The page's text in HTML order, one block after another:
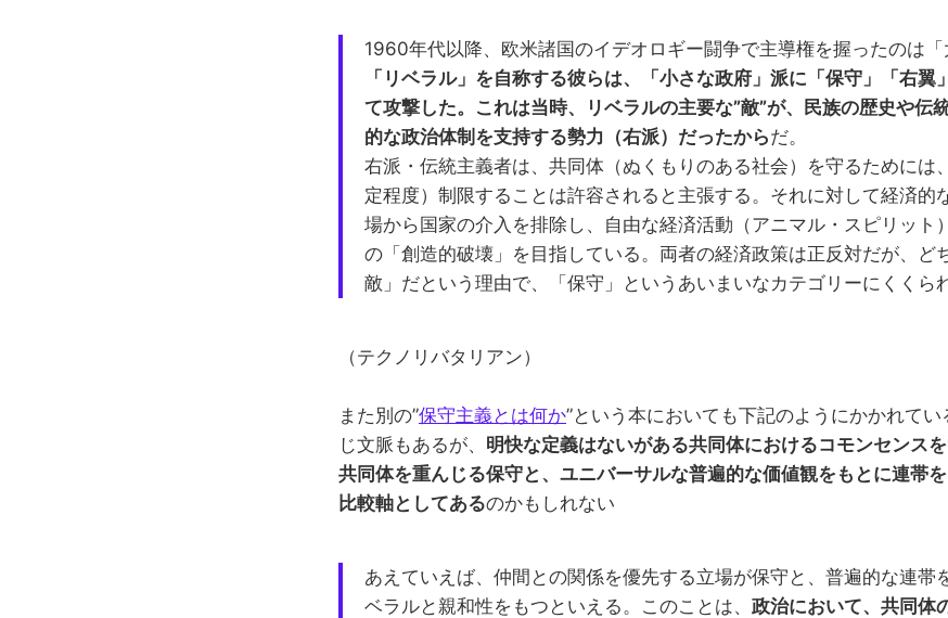
1960年代以降、欧米諸国のイデオロギー闘争で主導権を握ったのは「
「リベラル」を自称する彼らは、「小さな政府」派に「保守」「右翼
て攻撃した。これは当時、リベラルの主要な”敵”が、民族の歴史や伝
的な政治体制を支持する勢力（右派）だったからだ。
右派・伝統主義者は、共同体（ぬくもりのある社会）を守るためには
定程度）制限することは許容されると主張する。それに対して経済的
場から国家の介入を排除し、自由な経済活動（アニマル・スピリット
の「創造的破壊」を目指している。両者の経済政策は正反対だが、ど
敵」だという理由で、「保守」というあいまいなカテゴリーにくくら
（テクノリバタリアン）
また別の”保守主義とは何か”という本においても下記のようにかかれて
じ文脈もあるが、 明快な定義はないがある共同体におけるコモンセンス
共同体を重んじる保守と、ユニバーサルな普遍的な価値観をもとに連帯
比較軸としてあるのかもしれない
あえていえば、仲間との関係を優先する立場が保守と、普遍的な連帯
ベラルと親和性をもつといえる。このことは、 政治において、共同体